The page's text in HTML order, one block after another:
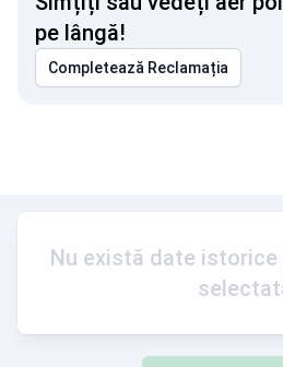
pe lângă!
Completează Reclamația
Nu există date istorice